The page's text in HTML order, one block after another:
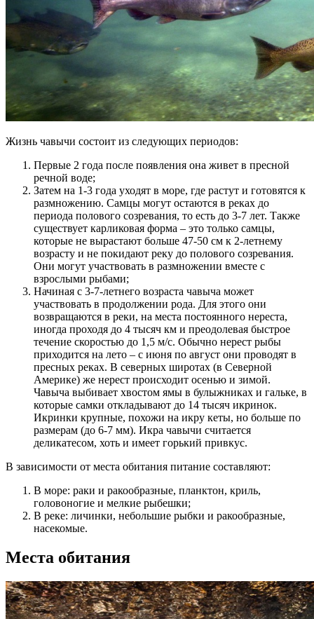
Жизнь чавычи состоит из следующих периодов:
Первые 2 года после появления она живет в пресной
речной воде;
Затем на 1-3 года уходят в море, где растут и готовятся к
размножению. Самцы могут остаются в реках до
периода полового созревания, то есть до 3-7 лет. Также
существует карликовая форма – это только самцы,
которые не вырастают больше 47-50 см к 2-летнему
возрасту и не покидают реку до полового созревания.
Они могут участвовать в размножении вместе с
взрослыми рыбами;
Начиная с 3-7-летнего возраста чавыча может
участвовать в продолжении рода. Для этого они
возвращаются в реки, на места постоянного нереста,
иногда проходя до 4 тысяч км и преодолевая быстрое
течение скоростью до 1,5 м/с. Обычно нерест рыбы
приходится на лето – с июня по август они проводят в
пресных реках. В северных широтах (в Северной
Америке) же нерест происходит осенью и зимой.
Чавыча выбивает хвостом ямы в булыжниках и гальке, в
которые самки откладывают до 14 тысяч икринок.
Икринки крупные, похожи на икру кеты, но больше по
размерам (до 6-7 мм). Икра чавычи считается
деликатесом, хоть и имеет горький привкус.
В зависимости от места обитания питание составляют:
В море: раки и ракообразные, планктон, криль,
головоногие и мелкие рыбешки;
В реке: личинки, небольшие рыбки и ракообразные,
насекомые.
Места обитания